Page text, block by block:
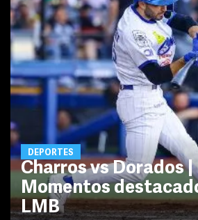
DEPORTES
Charros vs Dorados |
Momentos
LMB